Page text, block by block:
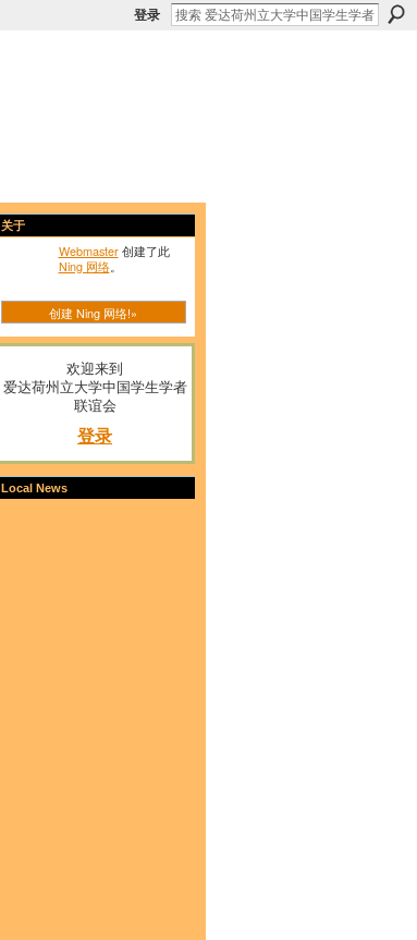
登录
关于
Webmaster创建了此
Ning 网络。
创建 Ning 网络!»
欢迎来到
爱达荷州立大学中国学生学者
联谊会
登录
Local News